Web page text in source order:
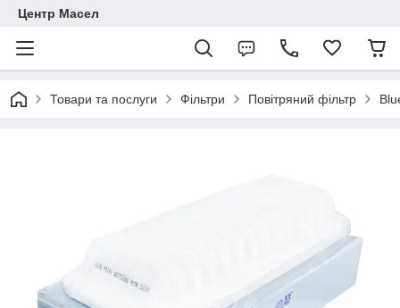
Центр Масел
Товари та послуги Фільтри Повітряний фільтр